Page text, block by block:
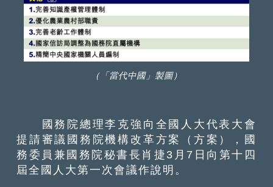
（「當代中國」製圖）
國務院總理李克強向全國人大代表大會
提請審議國務院機構改革方案（方案），國
務委員兼國務院秘書長肖捷3月7日向第十四
屆全國人大第一次會議作說明。